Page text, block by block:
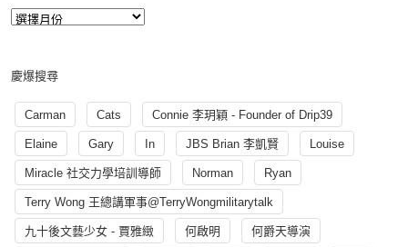
慶爆搜尋
Carman Cats Connie 李玥穎 - Founder of Drip39
Elaine Gary In JBS Brian 李凱賢 Louise
Miracle 社交力學培訓導師 Norman Ryan
Terry Wong 王總講軍事@TerryWongmilitarytalk
九十後文藝少女 - 賈雅緻 何啟明 何爵天導演